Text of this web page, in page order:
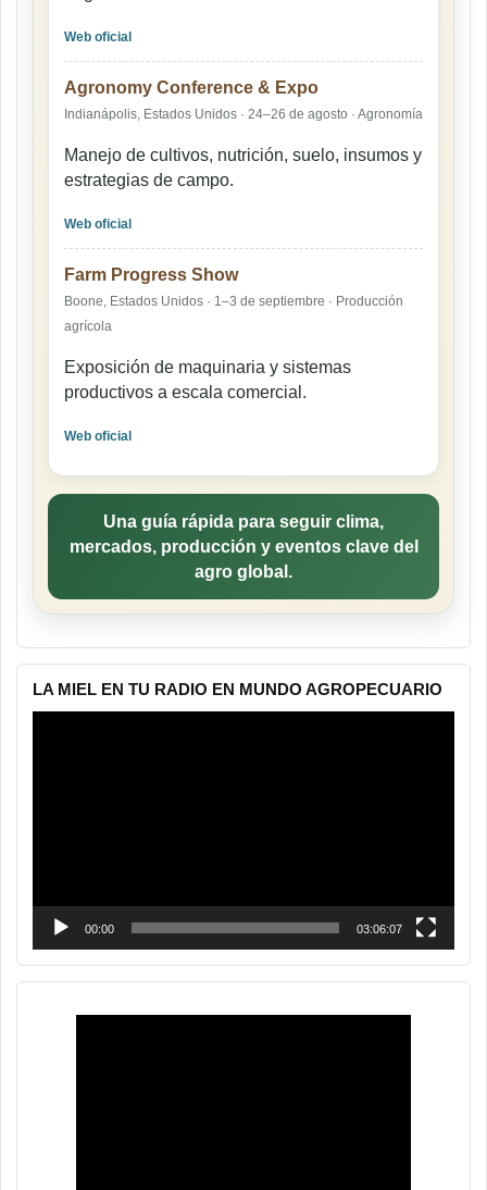
Web oficial
Agronomy Conference & Expo
Indianápolis, Estados Unidos · 24–26 de agosto · Agronomía
Manejo de cultivos, nutrición, suelo, insumos y
estrategias de campo.
Web oficial
Farm Progress Show
Boone, Estados Unidos · 1–3 de septiembre · Producción
agrícola
Exposición de maquinaria y sistemas
productivos a escala comercial.
Web oficial
Una guía rápida para seguir clima,
mercados, producción y eventos clave del
agro global.
LA MIEL EN TU RADIO EN MUNDO AGROPECUARIO
00:00 03:06:07